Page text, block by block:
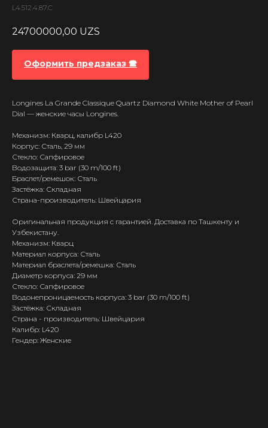
L4.512.4.87.C
24700000,00 UZS
Оформить предзаказ 🕿
Longines La Grande Classique Quartz Diamond White Mother of Pearl
Dial — женские часы Longines.
Механизм: Кварц, калибр L420
Корпус: Сталь, 29 мм
Стекло: Сапфировое
Водозащита: 3 bar (30 m/100 ft)
Браслет/ремешок: Сталь
Застёжка: Складная
Страна-производитель: Швейцария
Оригинальная продукция с гарантией. Доставка по Ташкенту и
Узбекистану.
Механизм: Кварц
Материал корпуса: Сталь
Материал браслета/ремешка: Сталь
Диаметр корпуса: 29 мм
Стекло: Сапфировое
Водонепроницаемость корпуса: 3 bar (30 m/100 ft)
Застёжка: Складная
Страна - производитель: Швейцария
Калибр: L420
Гендер: Женские